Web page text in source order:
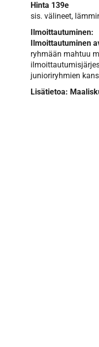
Hinta 139e
sis. välineet,
Ilmoittautuminen:
Ilmoittautuminen
ryhmään mahtuu
junioriryhmien
Lisätietoa: